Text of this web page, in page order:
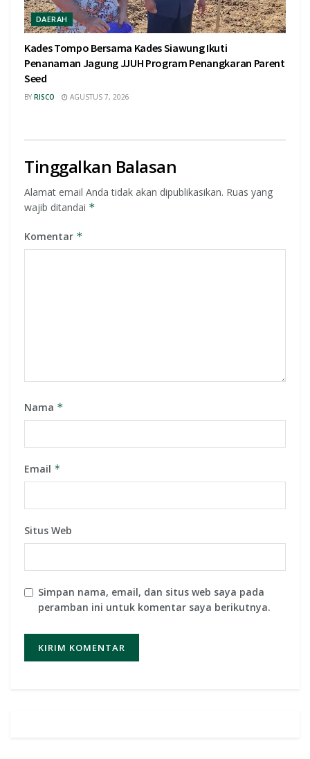
DAERAH
Kades Tompo Bersama Kades Siawung Ikuti
Penanaman Jagung JJUH Program Penangkaran Parent
Seed
BY RISCO AGUSTUS 7, 2026
Tinggalkan Balasan
Alamat email Anda tidak akan dipublikasikan. Ruas yang
wajib ditandai *
Komentar *
Nama *
Email *
Situs Web
Simpan nama, email, dan situs web saya pada
peramban ini untuk komentar saya berikutnya.